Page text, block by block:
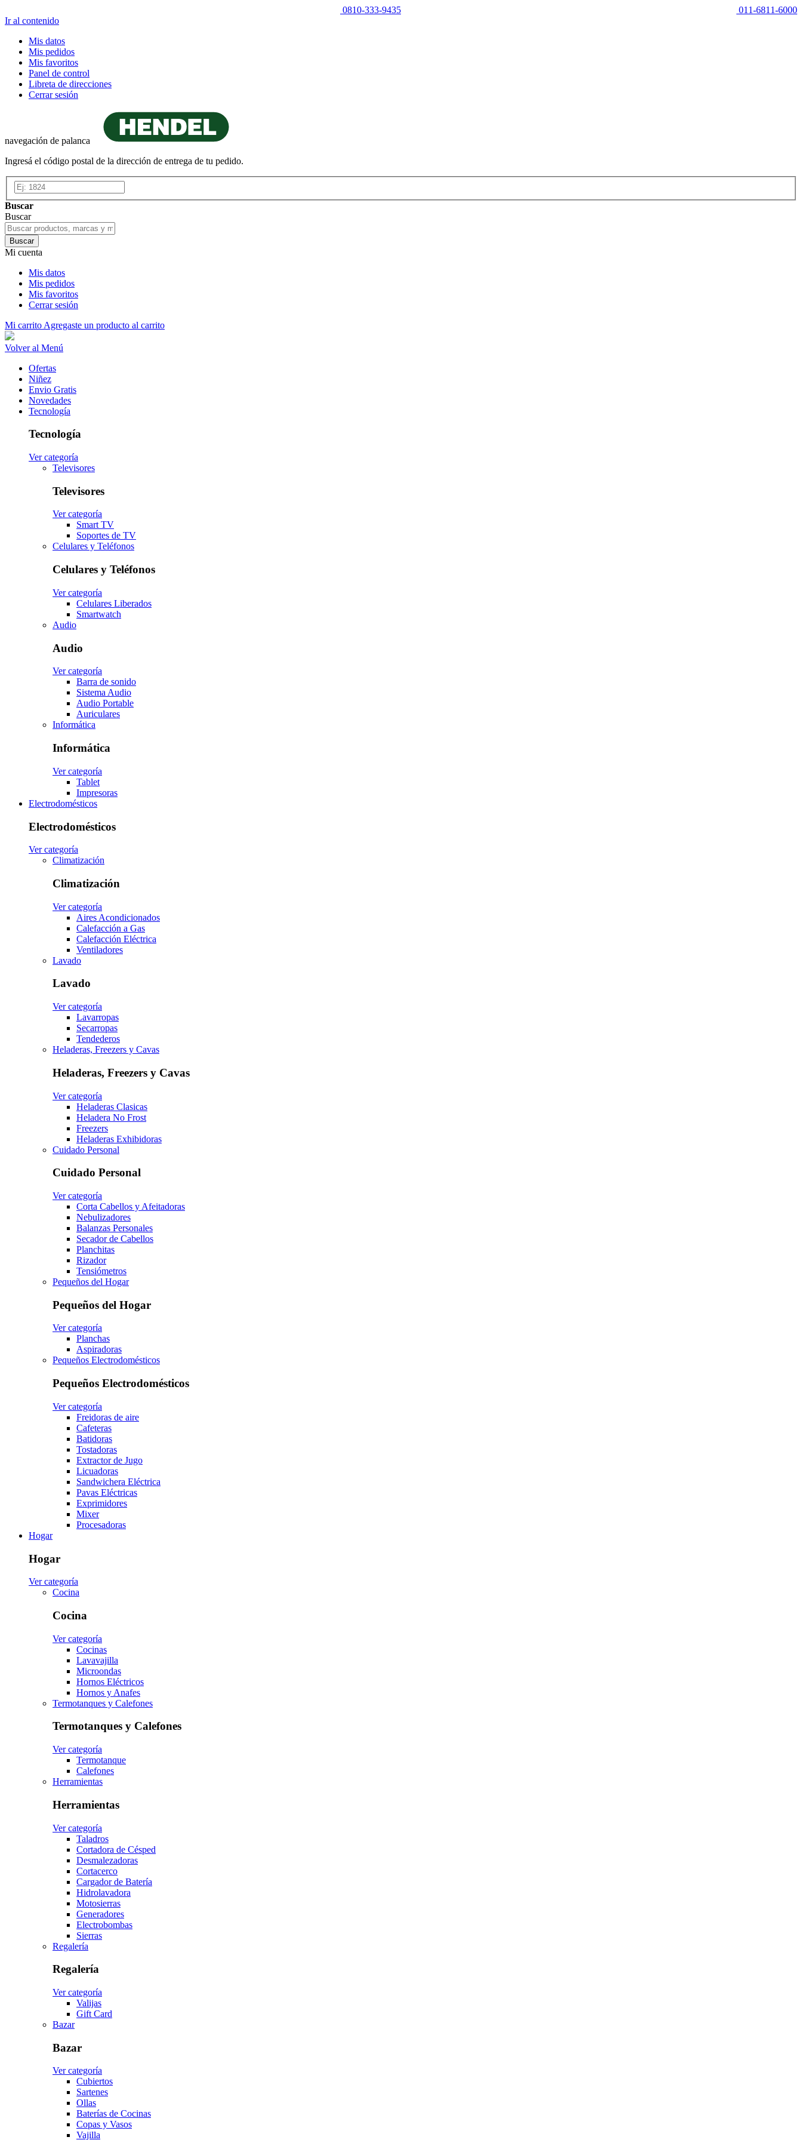
0810-333-9435
011-6811-6000
Ir al contenido
Mis datos
Mis pedidos
Mis favoritos
Panel de control
Libreta de direcciones
Cerrar sesión
navegación de palanca
Ingresá el código postal de la dirección de entrega de tu pedido.
Buscar
Buscar
Buscar
Mi cuenta
Mis datos
Mis pedidos
Mis favoritos
Cerrar sesión
Mi carrito Agregaste un producto al carrito
Volver al Menú
Ofertas
Niñez
Envio Gratis
Novedades
Tecnología
Tecnología
Ver categoría
Televisores
Televisores
Ver categoría
Smart TV
Soportes de TV
Celulares y Teléfonos
Celulares y Teléfonos
Ver categoría
Celulares Liberados
Smartwatch
Audio
Audio
Ver categoría
Barra de sonido
Sistema Audio
Audio Portable
Auriculares
Informática
Informática
Ver categoría
Tablet
Impresoras
Electrodomésticos
Electrodomésticos
Ver categoría
Climatización
Climatización
Ver categoría
Aires Acondicionados
Calefacción a Gas
Calefacción Eléctrica
Ventiladores
Lavado
Lavado
Ver categoría
Lavarropas
Secarropas
Tendederos
Heladeras, Freezers y Cavas
Heladeras, Freezers y Cavas
Ver categoría
Heladeras Clasicas
Heladera No Frost
Freezers
Heladeras Exhibidoras
Cuidado Personal
Cuidado Personal
Ver categoría
Corta Cabellos y Afeitadoras
Nebulizadores
Balanzas Personales
Secador de Cabellos
Planchitas
Rizador
Tensiómetros
Pequeños del Hogar
Pequeños del Hogar
Ver categoría
Planchas
Aspiradoras
Pequeños Electrodomésticos
Pequeños Electrodomésticos
Ver categoría
Freidoras de aire
Cafeteras
Batidoras
Tostadoras
Extractor de Jugo
Licuadoras
Sandwichera Eléctrica
Pavas Eléctricas
Exprimidores
Mixer
Procesadoras
Hogar
Hogar
Ver categoría
Cocina
Cocina
Ver categoría
Cocinas
Lavavajilla
Microondas
Hornos Eléctricos
Hornos y Anafes
Termotanques y Calefones
Termotanques y Calefones
Ver categoría
Termotanque
Calefones
Herramientas
Herramientas
Ver categoría
Taladros
Cortadora de Césped
Desmalezadoras
Cortacerco
Cargador de Batería
Hidrolavadora
Motosierras
Generadores
Electrobombas
Sierras
Regalería
Regalería
Ver categoría
Valijas
Gift Card
Bazar
Bazar
Ver categoría
Cubiertos
Sartenes
Ollas
Baterías de Cocinas
Copas y Vasos
Vajilla